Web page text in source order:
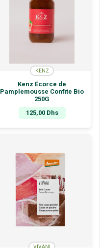
KENZ
Kenz Écorce de
Pamplemousse Confite Bio
250G
125,00 Dhs